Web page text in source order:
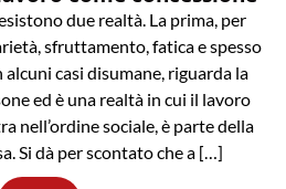
due realtà. La prima, per
sfruttamento, fatica e spesso
casi disumane, riguarda la
ed è una realtà in cui il lavoro
nell’ordine sociale, è parte della
Si dà per scontato che a […]